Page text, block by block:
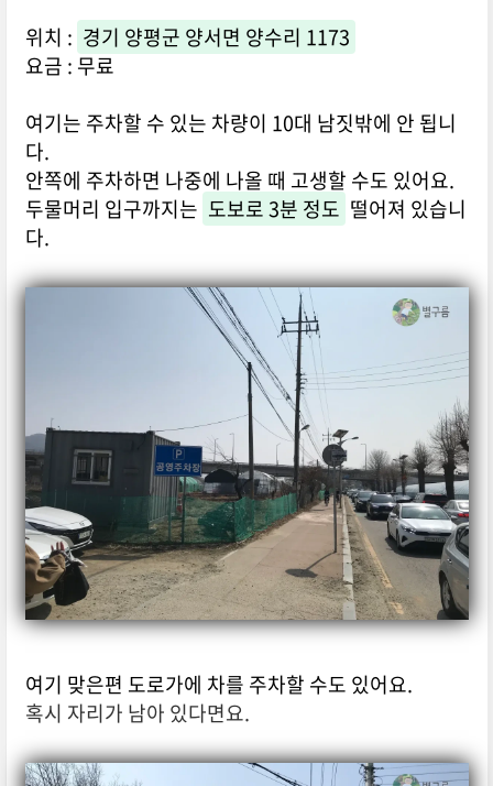
위치 : 경기 양평군 양서면 양수리 1173
요금 : 무료
여기는 주차할 수 있는 차량이 10대 남짓밖에 안 됩니
다.
안쪽에 주차하면 나중에 나올 때 고생할 수도 있어요.
두물머리 입구까지는 도보로 3분 정도 떨어져 있습니
다.
여기 맞은편 도로가에 차를 주차할 수도 있어요.
혹시 자리가 남아 있다면요.